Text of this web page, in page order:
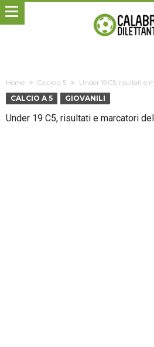
Home Calcio a 5 Under 19 C5, risultati e
CALCIO A 5 GIOVANILI
Under 19 C5, risultati e marcatori